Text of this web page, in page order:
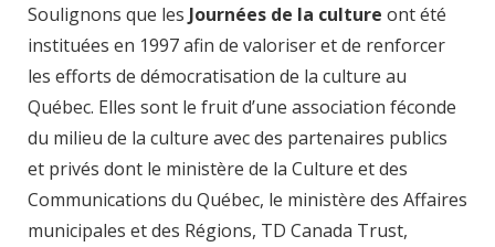
Soulignons que les Journées de la culture ont été
instituées en 1997 afin de valoriser et de renforcer
les efforts de démocratisation de la culture au
Québec. Elles sont le fruit d’une association féconde
du milieu de la culture avec des partenaires publics
et privés dont le ministère de la Culture et des
Communications du Québec, le ministère des Affaires
municipales et des Régions, TD Canada Trust,